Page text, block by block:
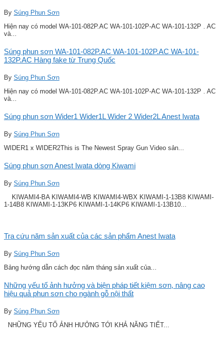
By Súng Phun Sơn
Hiện nay có model WA-101-082P.AC WA-101-102P-AC WA-101-132P . AC
và...
Súng phun sơn WA-101-082P.AC WA-101-102P.AC WA-101-
132P.AC Hàng fake từ Trung Quốc
By Súng Phun Sơn
Hiện nay có model WA-101-082P.AC WA-101-102P-AC WA-101-132P . AC
và...
Súng phun sơn Wider1 Wider1L Wider 2 Wider2L Anest Iwata
By Súng Phun Sơn
WIDER1 x WIDER2This is The Newest Spray Gun Video sản...
Súng phun sơn Anest Iwata dòng Kiwami
By Súng Phun Sơn
KIWAMI4-BA KIWAMI4-WB KIWAMI4-WBX KIWAMI-1-13B8 KIWAMI-
1-14B8 KIWAMI-1-13KP6 KIWAMI-1-14KP6 KIWAMI-1-13B10...
Tra cứu năm sản xuất của các sản phẩm Anest Iwata
By Súng Phun Sơn
Bảng hướng dẫn cách đọc năm tháng sản xuất của...
Những yếu tố ảnh hưởng và biện pháp tiết kiệm sơn, nâng cao
hiệu quả phun sơn cho ngành gỗ nội thất
By Súng Phun Sơn
NHỮNG YẾU TỐ ẢNH HƯỞNG TỚI KHẢ NĂNG TIẾT...